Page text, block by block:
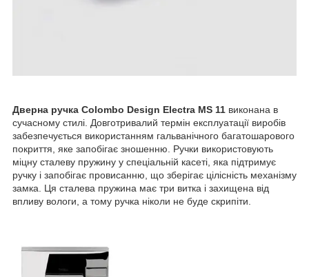
Дверна ручка Colombo Design Electra MS 11 виконана в
сучасному стилі. Довготривалий термін експлуатації виробів
забезпечується використанням гальванічного багатошарового
покриття, яке запобігає зношенню. Ручки використовують
міцну сталеву пружину у спеціальній касеті, яка підтримує
ручку і запобігає провисанню, що зберігає цілісність механізму
замка. Ця сталева пружина має три витка і захищена від
впливу вологи, а тому ручка ніколи не буде скрипіти.